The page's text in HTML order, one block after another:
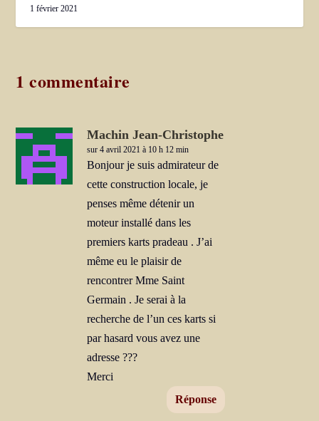
1 février 2021
1 commentaire
Machin Jean-Christophe
sur 4 avril 2021 à 10 h 12 min
Bonjour je suis admirateur de
cette construction locale, je
penses même détenir un
moteur installé dans les
premiers karts pradeau . J’ai
même eu le plaisir de
rencontrer Mme Saint
Germain . Je serai à la
recherche de l’un ces karts si
par hasard vous avez une
adresse ???
Merci
Réponse